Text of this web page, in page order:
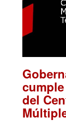
del